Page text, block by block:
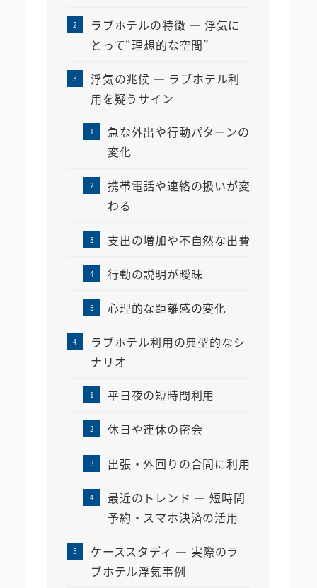
ラブホテルの特徴 ― 浮気に
とって“理想的な空間”
浮気の兆候 ― ラブホテル利
用を疑うサイン
急な外出や行動パターンの
変化
携帯電話や連絡の扱いが変
わる
支出の増加や不自然な出費
行動の説明が曖昧
心理的な距離感の変化
ラブホテル利用の典型的なシ
ナリオ
平日夜の短時間利用
休日や連休の密会
出張・外回りの合間に利用
最近のトレンド ― 短時間
予約・スマホ決済の活用
ケーススタディ ― 実際のラ
ブホテル浮気事例